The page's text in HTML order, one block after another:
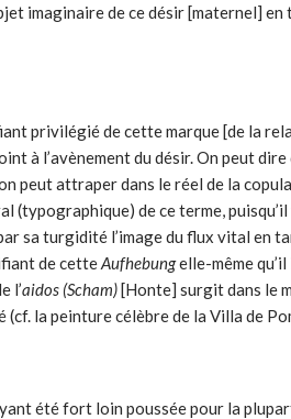
imaginaire de ce désir [maternel]
privilégié de cette marque [de la
à l’avènement du dé­sir. On peut
peut attraper dans le réel de la
(typographique) de ce terme,
sa turgidité l’image du flux vital en
de cetteAufhebungelle-même
l’aidos (Scham)[Honte] surgit dans le
la peinture célèbre de la Villa de
été fort loin poussée pour la